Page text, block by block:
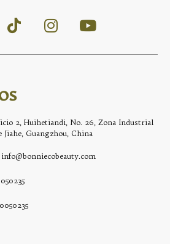
2, Huihetiandi, No. 26, Zona Industrial
Jiahe, Guangzhou, China